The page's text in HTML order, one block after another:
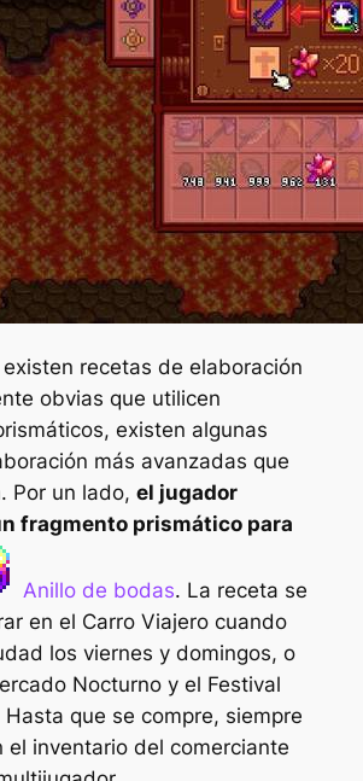
recetas de elaboración
obvias que utilicen
existen algunas
más avanzadas que
Por un lado, el jugador
fragmento prismático para
Anillo de bodas. La receta se
en el Carro Viajero cuando
los viernes y domingos, o
Nocturno y el Festival
que se compre, siempre
el inventario del comerciante